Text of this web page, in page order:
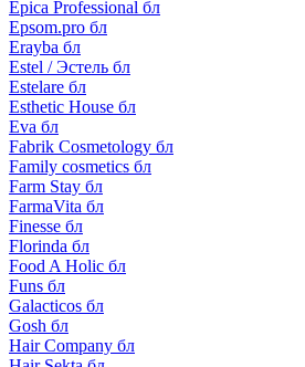
Epica Professional бл
Epsom.pro бл
Erayba бл
Estel / Эстель бл
Estelare бл
Esthetic House бл
Eva бл
Fabrik Cosmetology бл
Family cosmetics бл
Farm Stay бл
FarmaVita бл
Finesse бл
Florinda бл
Food A Holic бл
Funs бл
Galacticos бл
Gosh бл
Hair Company бл